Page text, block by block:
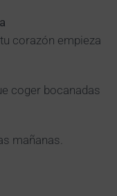
corazón empieza
coger bocanadas
mañanas.